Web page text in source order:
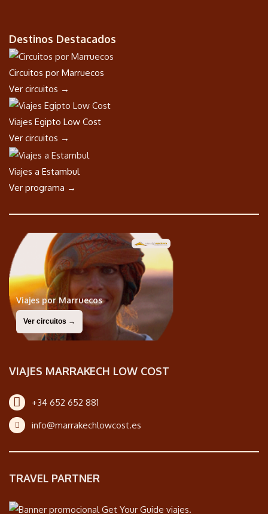
Destinos Destacados
Circuitos por Marruecos
Ver circuitos →
Viajes Egipto Low Cost
Ver circuitos →
Viajes a Estambul
Ver programa →
Viajes por Marruecos
Ver circuitos →
VIAJES MARRAKECH LOW COST
+34 652 652 881
info@marrakechlowcost.es
TRAVEL PARTNER